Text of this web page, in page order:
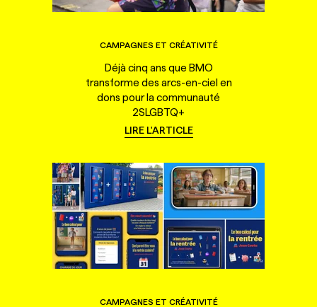
CAMPAGNES ET CRÉATIVITÉ
Déjà cinq ans que BMO
transforme des arcs-en-ciel en
dons pour la communauté
2SLGBTQ+
LIRE L'ARTICLE
CAMPAGNES ET CRÉATIVITÉ